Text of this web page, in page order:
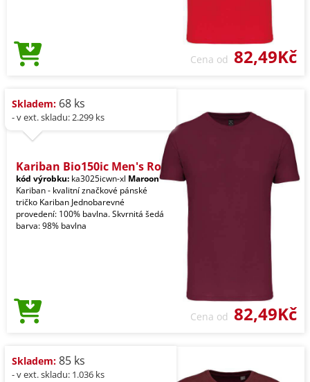
Cena od 82,49Kč
Skladem: 68 ks
- v ext. skladu: 2.299 ks
Kariban Bio150ic Men's Ro
kód výrobku: ka3025icwn-xl Maroon
Kariban - kvalitní značkové pánské
tričko Kariban Jednobarevné
provedení: 100% bavlna. Skvrnitá šedá
barva: 98% bavlna
Cena od 82,49Kč
Skladem: 85 ks
- v ext. skladu: 1.036 ks